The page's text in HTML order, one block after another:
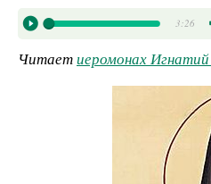
3:26
Читаетиеромонах